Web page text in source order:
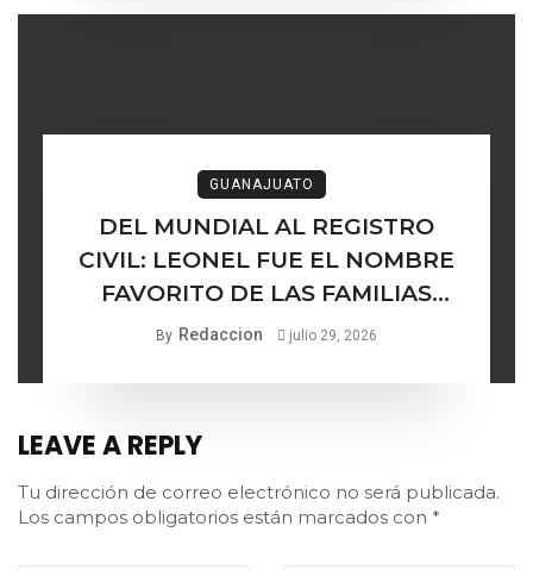
GUANAJUATO
DEL MUNDIAL AL REGISTRO
CIVIL: LEONEL FUE EL NOMBRE
FAVORITO DE LAS FAMILIAS
By Redaccion julio 29, 2026
LEAVE A REPLY
Tu dirección de correo electrónico no será publicada.
Los campos obligatorios están marcados con *